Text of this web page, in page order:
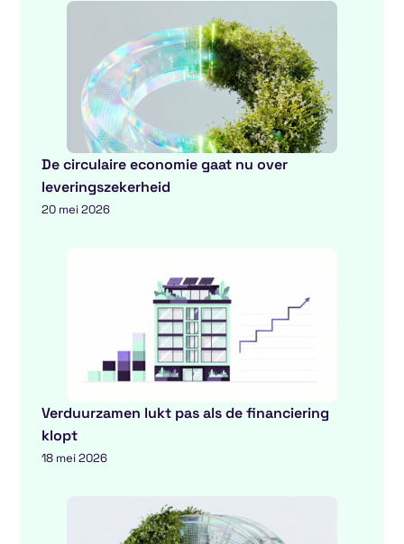
De circulaire economie gaat nu over
leveringszekerheid
20 mei 2026
Verduurzamen lukt pas als de financiering
klopt
18 mei 2026